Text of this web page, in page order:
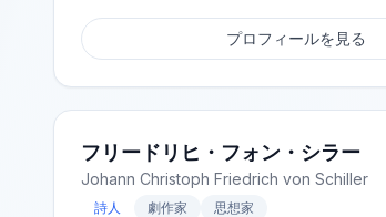
プロフィールを見る
フリードリヒ・フォン・シラー
Johann Christoph Friedrich von Schiller
詩人 劇作家 思想家